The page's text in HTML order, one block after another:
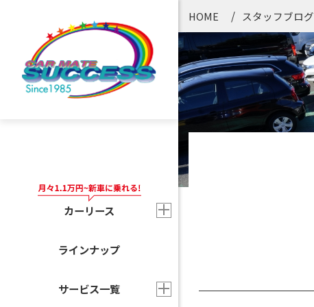
カーリース
ラインナップ
サービス一覧
HOME スタッフブログ